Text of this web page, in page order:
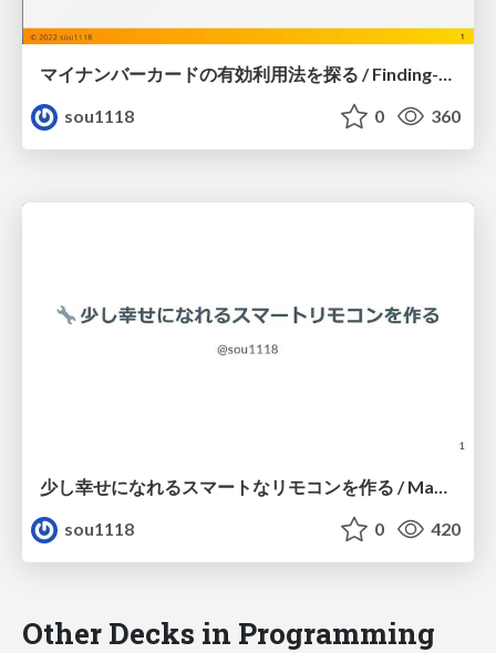
マイナンバーカードの有効利用法を探る / Finding-ways-to-use-my-number-card
sou1118
0 360
少し幸せになれるスマートなリモコンを作る / Making-a-Smart-remote-controller
sou1118
0 420
Other Decks in Programming